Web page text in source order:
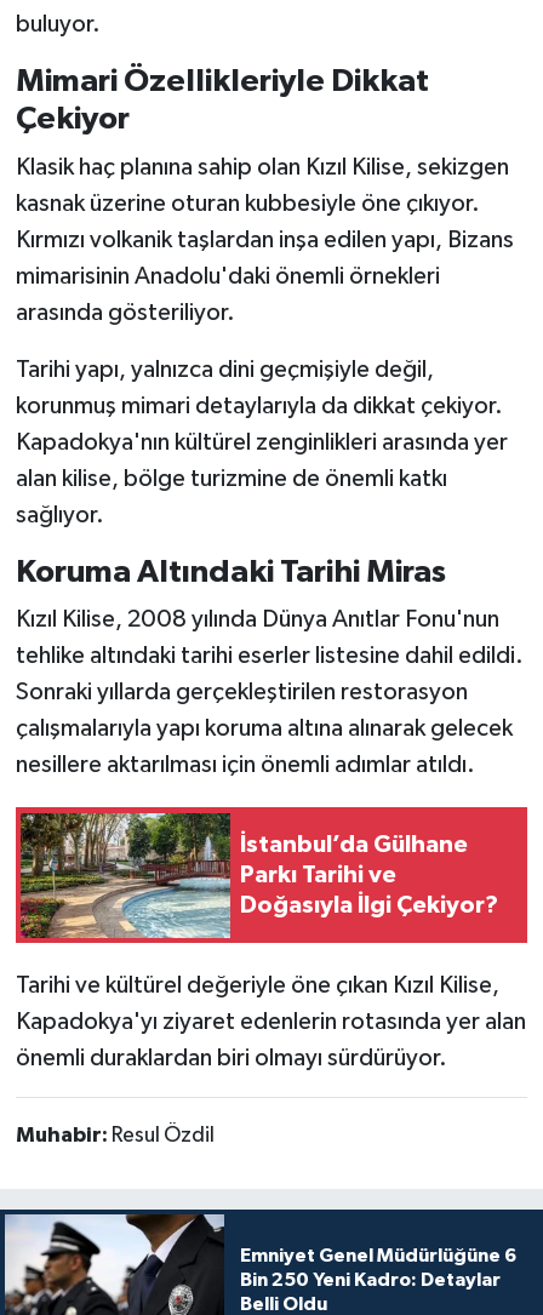
buluyor.
Mimari Özellikleriyle Dikkat
Çekiyor
Klasik haç planına sahip olan Kızıl Kilise, sekizgen
kasnak üzerine oturan kubbesiyle öne çıkıyor.
Kırmızı volkanik taşlardan inşa edilen yapı, Bizans
mimarisinin Anadolu'daki önemli örnekleri
arasında gösteriliyor.
Tarihi yapı, yalnızca dini geçmişiyle değil,
korunmuş mimari detaylarıyla da dikkat çekiyor.
Kapadokya'nın kültürel zenginlikleri arasında yer
alan kilise, bölge turizmine de önemli katkı
sağlıyor.
Koruma Altındaki Tarihi Miras
Kızıl Kilise, 2008 yılında Dünya Anıtlar Fonu'nun
tehlike altındaki tarihi eserler listesine dahil edildi.
Sonraki yıllarda gerçekleştirilen restorasyon
çalışmalarıyla yapı koruma altına alınarak gelecek
nesillere aktarılması için önemli adımlar atıldı.
İstanbul’da Gülhane
Parkı Tarihi ve
Doğasıyla İlgi Çekiyor?
Tarihi ve kültürel değeriyle öne çıkan Kızıl Kilise,
Kapadokya'yı ziyaret edenlerin rotasında yer alan
önemli duraklardan biri olmayı sürdürüyor.
Muhabir: Resul Özdil
Emniyet Genel Müdürlüğüne 6
Bin 250 Yeni Kadro: Detaylar
Belli Oldu